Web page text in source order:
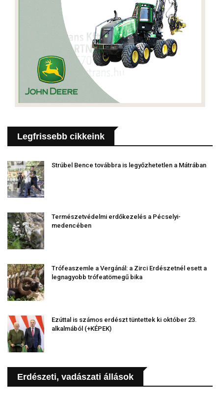
Legfrissebb cikkeink
Strúbel Bence továbbra is legyőzhetetlen a Mátrában
Természetvédelmi erdőkezelés a Pécselyi-
medencében
Trófeaszemle a Vergánál: a Zirci Erdészetnél esett a
legnagyobb trófeatömegű bika
Ezúttal is számos erdészt tüntettek ki október 23.
alkalmából (+KÉPEK)
Erdészeti, vadászati állások